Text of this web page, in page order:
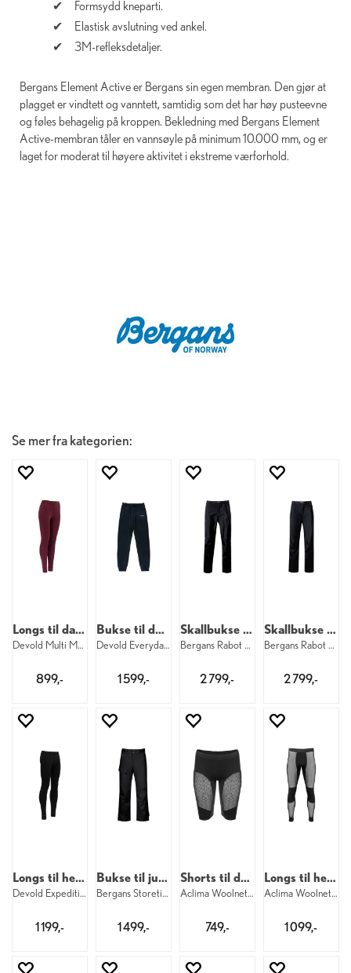
Formsydd kneparti.
Elastisk avslutning ved ankel.
3M-refleksdetaljer.
Bergans Element Active er Bergans sin egen membran. Den gjør at
plagget er vindtett og vanntett, samtidig som det har høy pusteevne
og føles behagelig på kroppen. Bekledning med Bergans Element
Active-membran tåler en vannsøyle på minimum 10.000 mm, og er
laget for moderat til høyere aktivitet i ekstreme værforhold.
Se mer fra kategorien:
Longs til dame
Devold Multi Merino Longs W 744
899,-
Bukse til dame
Devold Everyday Pants W 284
1 599,-
Skallbukse til herre
Bergans Rabot Light 3L Shell M 91
2 799,-
Skallbukse til dame
Bergans Rabot Light 3L Shell W 91
2 799,-
Longs til herre
Devold Expedition Merino Longs M 950
1 199,-
Bukse til junior
Bergans Storetind Ins Shell Pants Jr 91
1 499,-
Shorts til dame
Aclima Woolnet Shorts Long W 123
749,-
Longs til herre
Aclima Woolnet Original Longs M 123
1 099,-